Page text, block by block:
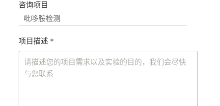
咨询项目
项目描述 *